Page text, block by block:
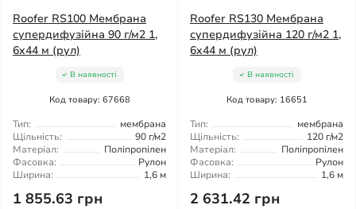
Roofer RS100 Мембрана
супердифузійна 90 г/м2 1,
6x44 м (рул)
В наявності
Код товару: 67668
Тип:
мембрана
Щільність:
90 г/м2
Матеріал:
Поліпропілен
Фасовка:
Рулон
Ширина:
1,6 м
1 855.63 грн
Roofer RS130 Мембрана
супердифузійна 120 г/м2 1,
6x44 м (рул)
В наявності
Код товару: 16651
Тип:
мембрана
Щільність:
120 г/м2
Матеріал:
Поліпропілен
Фасовка:
Рулон
Ширина:
1,6 м
2 631.42 грн